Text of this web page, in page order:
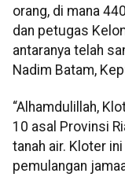
orang, di mana
dan petugas
antaranya telah
Nadim Batam,
“Alhamdulillah,
10 asal Provinsi
tanah air. Kloter
pemulangan